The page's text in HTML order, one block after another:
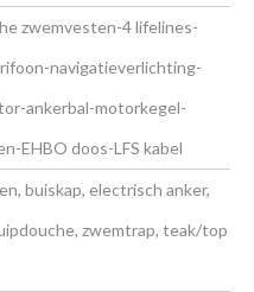
zwemvesten-4 lifelines-
navigatieverlichting-
ankerbal-motorkegel-
EHBO doos-LFS kabel
buiskap, electrisch anker,
zwemtrap, teak/top